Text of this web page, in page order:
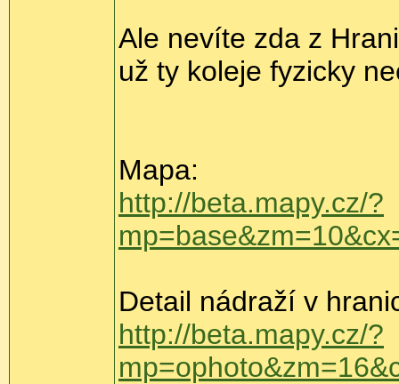
Ale nevíte zda z
už ty koleje fyzicky
Mapa:
http://beta.mapy.cz/?
Detail nádraží v
http://beta.mapy.cz/?